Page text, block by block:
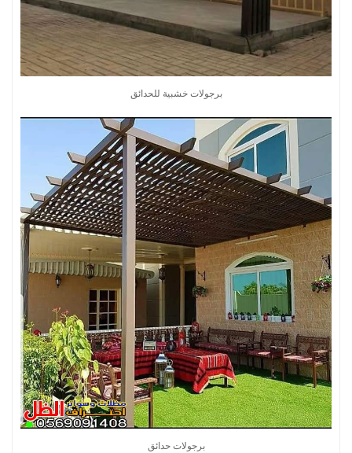
برجولات خشبية للحدائق
برجولات حدائق